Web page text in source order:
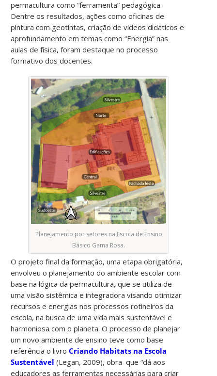
permacultura como “ferramenta” pedagógica.
Dentre os resultados, ações como oficinas de
pintura com geotintas, criação de vídeos didáticos e
aprofundamento em temas como “Energia” nas
aulas de física, foram destaque no processo
formativo dos docentes.
Planejamento por setores na Escola de Ensino
Básico Gama Rosa.
O projeto final da formação, uma etapa obrigatória,
envolveu o planejamento do ambiente escolar com
base na lógica da permacultura, que se utiliza de
uma visão sistêmica e integradora visando otimizar
recursos e energias nos processos rotineiros da
escola, na busca de uma vida mais sustentável e
harmoniosa com o planeta. O processo de planejar
um novo ambiente de ensino teve como base
referência o livroCriando Habitats na Escola
Sustentável (Legan, 2009), obra que “dá aos
educadores as ferramentas necessárias para criar